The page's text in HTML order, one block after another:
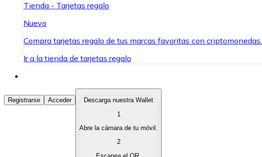
Tienda - Tarjetas regalo
Nuevo
Compra tarjetas regalo de tus marcas favoritas con criptomonedas.
Ir a la tienda de tarjetas regalo
Comprar Criptomonedas
Compra criptomonedas con diferentes métodos de pago.
Vende tus criptomonedas de forma rápida y segura.
Registrarse Acceder
Descarga nuestra Wallet
1
Abre la cámara de tu móvil.
2